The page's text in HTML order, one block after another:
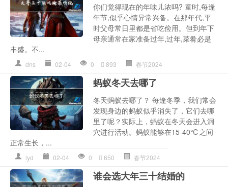
你们觉得现在的年味儿浓吗? 童时,每逢
年节,似乎心情异常兴备。在那年代,平
时父母常日里都是省吃俭用。但到年下
母亲通常在家准备过年,过年,菜肴必是
丰盛。不...
dns 02-04 0 893 春节2024
蚂蚁冬天去哪了
冬天蚂蚁去哪了？ 每逢冬季，我们常会
发现身边的蚂蚁似乎消失了，它们去哪
里了呢？实际上，蚂蚁在冬天会进入洞
穴进行活动。蚂蚁能够在15-40℃之间
正常生长，...
lyd 02-04 0 650 春节2024
谁会选大年三十结婚的